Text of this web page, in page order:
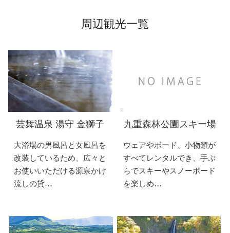
周辺観光一覧
芸舞温泉 湯守 金獅子
大浴場の男風呂と女風呂を
改装しているため、広々と
お使いいただける源泉かけ
流しの貸…
九重森林公園スキー場
ウェアやボード、小物類が
すべてレンタルでき、手ぶ
らでスキーやスノーボード
を楽しめ…